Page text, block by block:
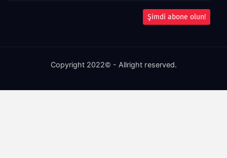
Şimdi abone olun!
Copyright 2022© - Allright reserved.